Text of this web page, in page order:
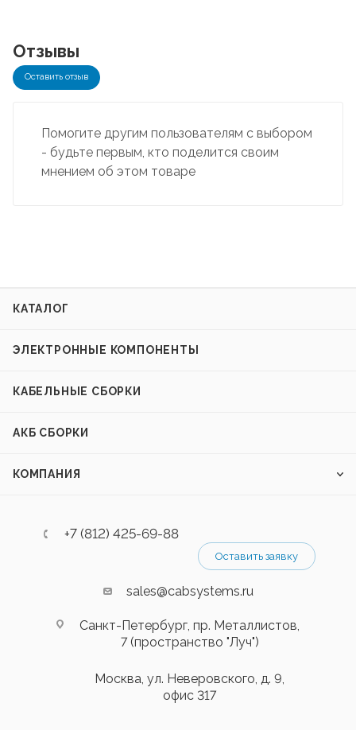
Отзывы
Оставить отзыв
Помогите другим пользователям с выбором
- будьте первым, кто поделится своим
мнением об этом товаре
КАТАЛОГ
ЭЛЕКТРОННЫЕ КОМПОНЕНТЫ
КАБЕЛЬНЫЕ СБОРКИ
АКБ СБОРКИ
КОМПАНИЯ
+7 (812) 425-69-88
Оставить заявку
sales@cabsystems.ru
Санкт-Петербург, пр. Металлистов,
7 (пространство "Луч")
Москва, ул. Неверовского, д. 9,
офис 317